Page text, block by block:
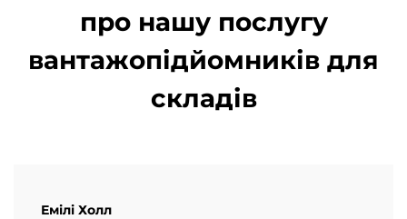
про нашу послугу
вантажопідйомників для
складів
Емілі Холл